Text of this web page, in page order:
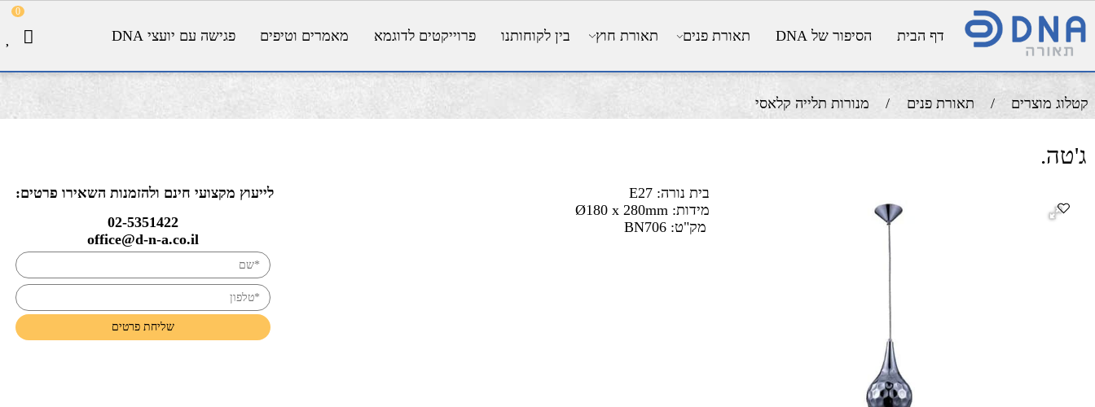
0
דף הבית הסיפור של DNA תאורת פנים תאורת חוץ בין לקוחותנו פרוייקטים לדוגמא מאמרים וטיפים פגישה עם יועצי DNA
/ תאורת פנים / מנורות תלייה קלאסי
בית נורה: E27
מידות: Ø180 x 280mm
מק"ט: BN706
לייעוץ מקצועי חינם ולהזמנות השאירו פרטים:
02-5351422
office@d-n-a.co.il